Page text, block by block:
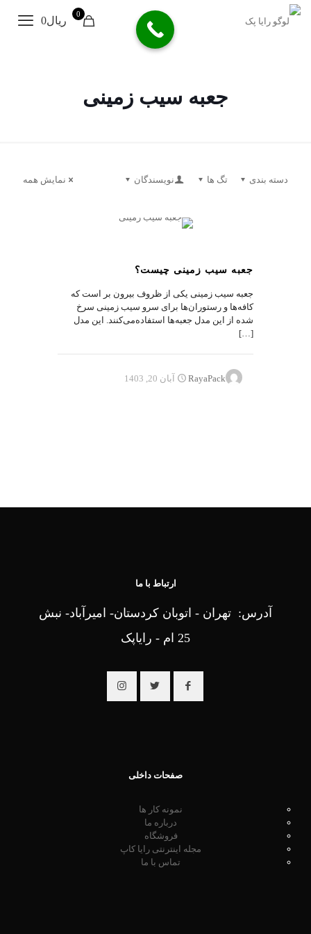
0
ریال0
جعبه سیب زمینی
دسته بندی تگ ها نویسندگان نمایش همه
جعبه سیب زمینی چیست؟
جعبه سیب زمینی یکی از ظروف بیرون بر است که
کافه‌ها و رستوران‌ها برای سرو سیب زمینی سرخ
شده از این مدل جعبه‌ها استفاده‌می‌کنند. این مدل
[…]
RayaPack آبان 20, 1403
ارتباط با ما
آدرس: تهران - اتوبان کردستان- امیرآباد- نبش
25 ام - رایاپک
صفحات داخلی
نمونه کار ها
درباره ما
فروشگاه
مجله اینترنتی رایا کاپ
تماس با ما